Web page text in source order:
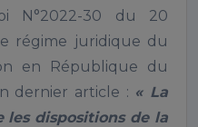
N°2022-30 du 20
régime juridique du
en République du
dernier article : « La
les dispositions de la